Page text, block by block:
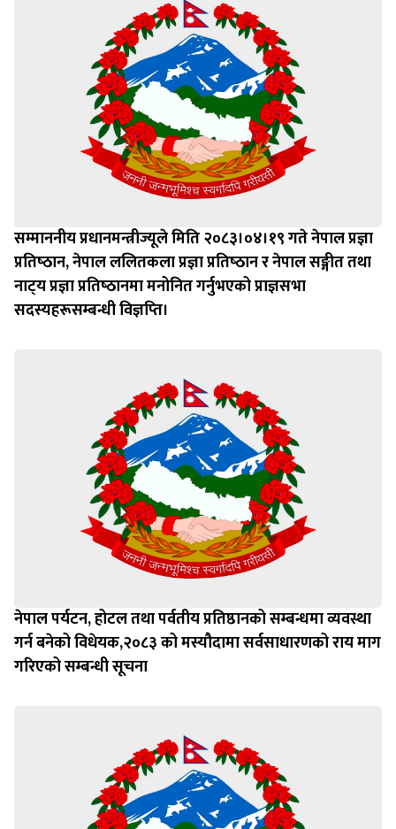
सम्माननीय प्रधानमन्त्रीज्यूले मिति २०८३।०४।१९ गते नेपाल प्रज्ञा
प्रतिष्‍ठान, नेपाल ललितकला प्रज्ञा प्रतिष्‍ठान र नेपाल सङ्गीत तथा
नाट्‍य प्रज्ञा प्रतिष्‍ठानमा मनोनित गर्नुभएको प्राज्ञसभा
सदस्यहरूसम्बन्धी विज्ञप्‍ति।
नेपाल पर्यटन, होटल तथा पर्वतीय प्रतिष्ठानको सम्बन्धमा व्यवस्था
गर्न बन‍ेको विधेयक,२०८३ को मस्यौदामा सर्वसाधारणको राय माग
गरिएको सम्बन्धी सूचना